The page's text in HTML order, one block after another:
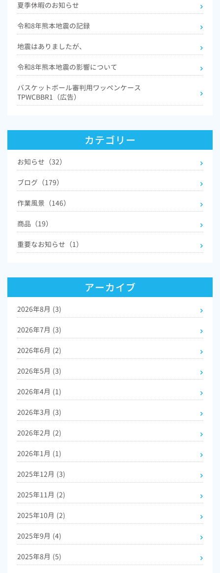
夏季休暇のお知らせ
令和8年熊本地震の記録
地震はありましたが、
令和8年熊本地震の影響について
バスケットボール審判用ワッペンケース
TPWCBBR1（広告）
カテゴリー
お知らせ（32）
ブログ（179）
作業風景（146）
商品（19）
重要なお知らせ（1）
アーカイブ
2026年8月 (3)
2026年7月 (3)
2026年6月 (2)
2026年5月 (3)
2026年4月 (1)
2026年3月 (3)
2026年2月 (2)
2026年1月 (1)
2025年12月 (3)
2025年11月 (2)
2025年10月 (2)
2025年9月 (4)
2025年8月 (5)